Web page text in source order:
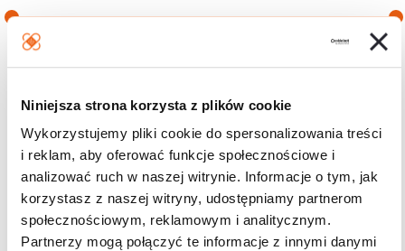
Niniejsza strona korzysta z plików cookie
Wykorzystujemy pliki cookie do spersonalizowania treści
i reklam, aby oferować funkcje społecznościowe i
analizować ruch w naszej witrynie. Informacje o tym, jak
korzystasz z naszej witryny, udostępniamy partnerom
społecznościowym, reklamowym i analitycznym.
Partnerzy mogą połączyć te informacje z innymi danymi
Filtruj
Darmowa dostawa
od 200zł